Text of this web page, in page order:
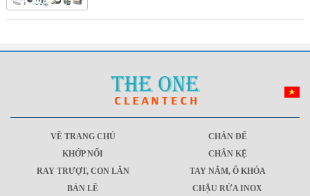
VỀ TRANG CHỦ
CHÂN ĐẾ
KHỚP NỐI
CHÂN KỆ
RAY TRƯỢT, CON LĂN
TAY NẮM, Ổ KHÓA
BẢN LỀ
CHẬU RỬA INOX